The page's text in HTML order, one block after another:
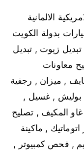
الالمانية
بدولة الكويت
زيوت , تبديل
معاونات
, ميزان , رجفية
بوليش , غسيل ,
المكيف , تصليح
, ماكينة
, فحص كمبيوتر ,